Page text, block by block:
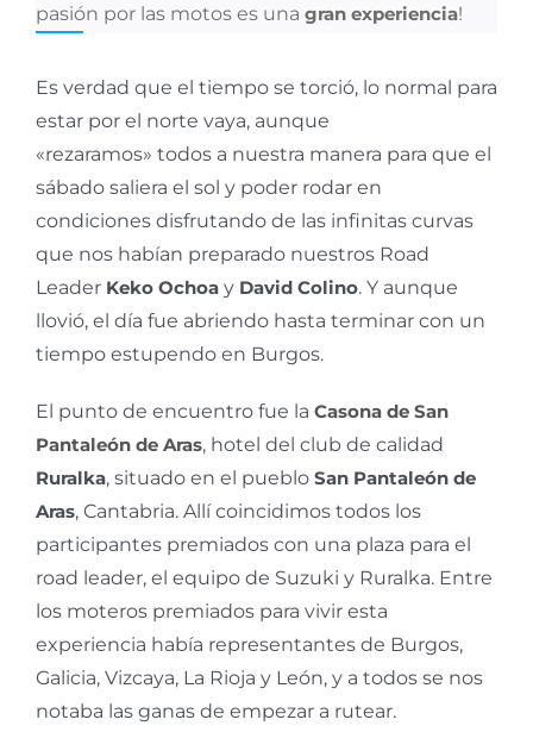
pasión por las motos es una gran experiencia!
Es verdad que el tiempo se torció, lo normal para
estar por el norte vaya, aunque
«rezaramos» todos a nuestra manera para que el
sábado saliera el sol y poder rodar en
condiciones disfrutando de las infinitas curvas
que nos habían preparado nuestros Road
Leader Keko Ochoa y David Colino. Y aunque
llovió, el día fue abriendo hasta terminar con un
tiempo estupendo en Burgos.
El punto de encuentro fue la Casona de San
Pantaleón de Aras, hotel del club de calidad
Ruralka, situado en el pueblo San Pantaleón de
Aras, Cantabria. Allí coincidimos todos los
participantes premiados con una plaza para el
road leader, el equipo de Suzuki y Ruralka. Entre
los moteros premiados para vivir esta
experiencia había representantes de Burgos,
Galicia, Vizcaya, La Rioja y León, y a todos se nos
notaba las ganas de empezar a rutear.